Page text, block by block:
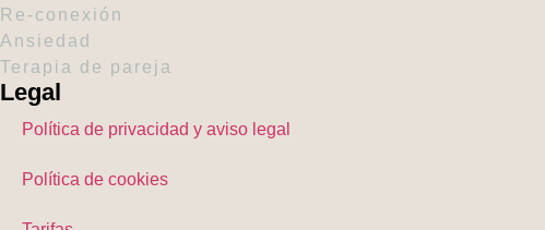
Re-conexión
Ansiedad
Terapia de pareja
Legal
Política de privacidad y aviso legal
Política de cookies